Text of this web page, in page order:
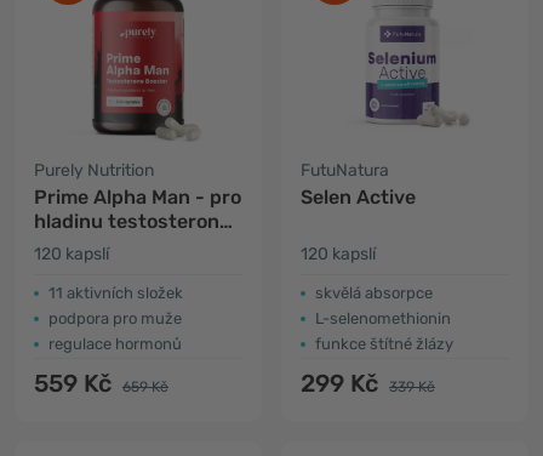
Purely Nutrition
Prime Alpha Man - pro
hladinu testosteronu
v krvi
120 kapslí
11 aktivních složek
podpora pro muže
regulace hormonů
559 Kč 659 Kč
FutuNatura
Selen Active
120 kapslí
skvělá absorpce
L-selenomethionin
funkce štítné žlázy
299 Kč 339 Kč